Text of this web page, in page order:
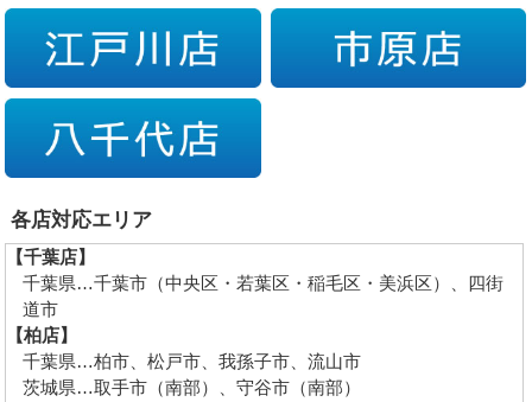
各店対応エリア
【千葉店】
千葉県…千葉市（中央区・若葉区・稲毛区・美浜区）、四街
道市
【柏店】
千葉県…柏市、松戸市、我孫子市、流山市
茨城県…取手市（南部）、守谷市（南部）